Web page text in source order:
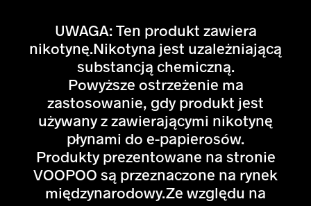
UWAGA: Ten produkt zawiera
nikotynę.Nikotyna jest uzależniającą
substancją chemiczną.
Powyższe ostrzeżenie ma
zastosowanie, gdy produkt jest
używany z zawierającymi nikotynę
płynami do e-papierosów.
Produkty prezentowane na stronie
VOOPOO są przeznaczone na rynek
międzynarodowy.Ze względu na